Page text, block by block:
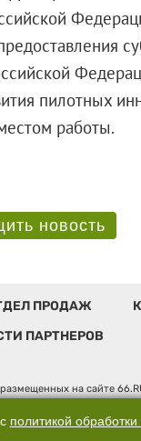
пилотных
местом
новость
ПРОДАЖ
ПАРТНЕРОВ
на сайте
сфере связи,
адрес: 620014,
+7 (343) 288-50-66
политикой